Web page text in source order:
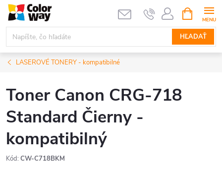
Prejsť
obsah
HĽADAŤ
KOŠÍK
LASEROVÉ TONERY - kompatibilné
Toner Canon CRG-718
Standard Čierny -
kompatibilný
Kód: CW-C718BKM